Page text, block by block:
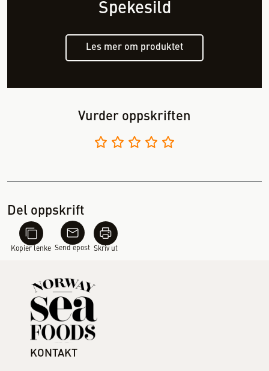
Spekesild
Les mer om produktet
Vurder oppskriften
Del oppskrift
Kopier lenke Send epost Skriv ut
KONTAKT